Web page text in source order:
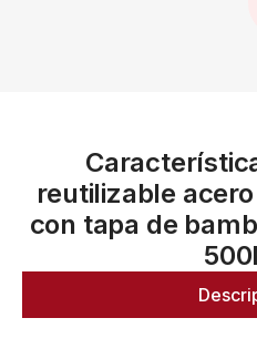
reutilizable
con tapa de